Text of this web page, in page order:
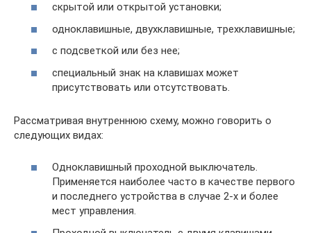
скрытой или открытой установки;
одноклавишные, двухклавишные, трехклавишные;
с подсветкой или без нее;
специальный знак на клавишах может
присутствовать или отсутствовать.
Рассматривая внутреннюю схему, можно говорить о
следующих видах:
Одноклавишный проходной выключатель.
Применяется наиболее часто в качестве первого
и последнего устройства в случае 2-х и более
мест управления.